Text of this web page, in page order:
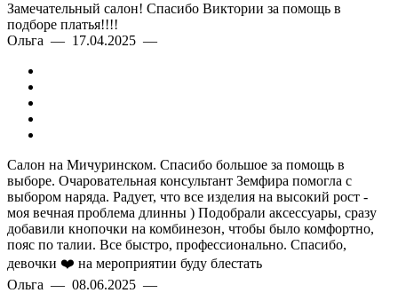
Замечательный салон! Спасибо Виктории за помощь в
подборе платья!!!!
Ольга — 17.04.2025 —
Салон на Мичуринском. Спасибо большое за помощь в
выборе. Очаровательная консультант Земфира помогла с
выбором наряда. Радует, что все изделия на высокий рост -
моя вечная проблема длинны ) Подобрали аксессуары, сразу
добавили кнопочки на комбинезон, чтобы было комфортно,
пояс по талии. Все быстро, профессионально. Спасибо,
девочки ❤️ на мероприятии буду блестать
Ольга — 08.06.2025 —